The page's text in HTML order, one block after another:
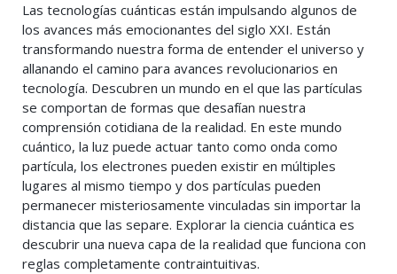
Las tecnologías cuánticas están impulsando algunos de
los avances más emocionantes del siglo XXI. Están
transformando nuestra forma de entender el universo y
allanando el camino para avances revolucionarios en
tecnología. Descubren un mundo en el que las partículas
se comportan de formas que desafían nuestra
comprensión cotidiana de la realidad. En este mundo
cuántico, la luz puede actuar tanto como onda como
partícula, los electrones pueden existir en múltiples
lugares al mismo tiempo y dos partículas pueden
permanecer misteriosamente vinculadas sin importar la
distancia que las separe. Explorar la ciencia cuántica es
descubrir una nueva capa de la realidad que funciona con
reglas completamente contraintuitivas.